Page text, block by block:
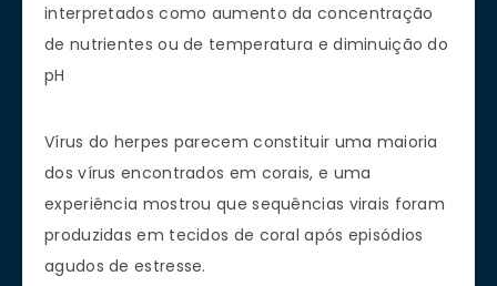
interpretados como aumento da concentração
de nutrientes ou de temperatura e diminuição do
pH
Vírus do herpes parecem constituir uma maioria
dos vírus encontrados em corais, e uma
experiência mostrou que sequências virais foram
produzidas em tecidos de coral após episódios
agudos de estresse.